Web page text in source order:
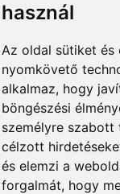
használ
Az oldal sütiket és
nyomkövető
alkalmaz, hogy
böngészési
személyre szabott
célzott
és elemzi a
forgalmát, hogy
RSS
JOGI NYILATKOZAT
KAPCSOLAT
OLDALTÉRKÉP
IMPRESSZUM
HÍR BEKÜLDÉSE